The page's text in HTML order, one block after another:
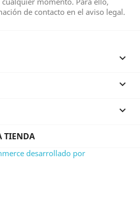
de contacto en el aviso legal.



TIENDA
desarrollado por